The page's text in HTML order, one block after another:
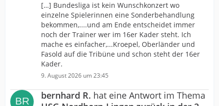
[…] Bundesliga ist kein Wunschkonzert wo
einzelne Spielerinnen eine Sonderbehandlung
bekommen,....und am Ende entscheidet immer
noch der Trainer wer im 16er Kader steht. Ich
mache es einfacher,...Kroepel, Oberländer und
Fasold auf die Tribüne und schon steht der 16er
Kader.
9. August 2026 um 23:45
bernhard R. hat eine Antwort im Thema